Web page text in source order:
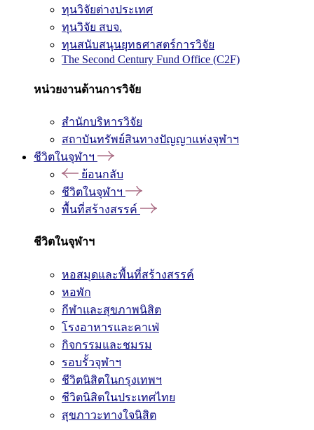
ทุนวิจัยต่างประเทศ
ทุนวิจัย สบจ.
ทุนสนับสนุนยุทธศาสตร์การวิจัย
The Second Century Fund Office (C2F)
หน่วยงานด้านการวิจัย
สำนักบริหารวิจัย
สถาบันทรัพย์สินทางปัญญาแห่งจุฬาฯ
ชีวิตในจุฬาฯ
ย้อนกลับ
ชีวิตในจุฬาฯ
พื้นที่สร้างสรรค์
ชีวิตในจุฬาฯ
หอสมุดและพื้นที่สร้างสรรค์
หอพัก
กีฬาและสุขภาพนิสิต
โรงอาหารและคาเฟ่
กิจกรรมและชมรม
รอบรั้วจุฬาฯ
ชีวิตนิสิตในกรุงเทพฯ
ชีวิตนิสิตในประเทศไทย
สุขภาวะทางใจนิสิต